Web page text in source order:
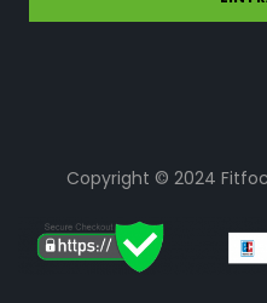
Copyright © 2024